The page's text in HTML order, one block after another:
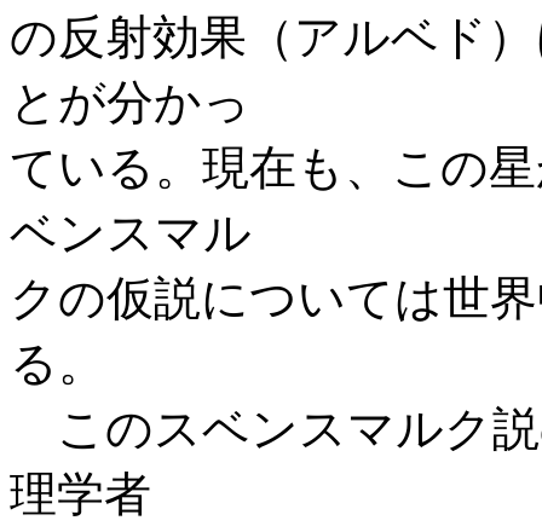
の反射効果（アルベド
とが分かっ
ている。現在も、この
ベンスマル
クの仮説については世
る。
このスベンスマルク
理学者